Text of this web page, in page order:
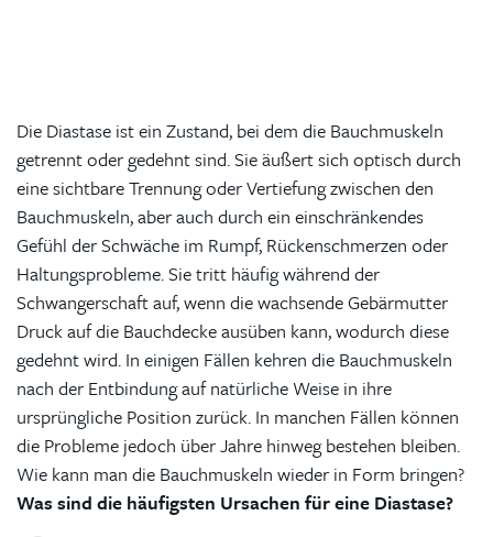
Die Diastase ist ein Zustand, bei dem die Bauchmuskeln
getrennt oder gedehnt sind. Sie äußert sich optisch durch
eine sichtbare Trennung oder Vertiefung zwischen den
Bauchmuskeln, aber auch durch ein einschränkendes
Gefühl der Schwäche im Rumpf, Rückenschmerzen oder
Haltungsprobleme. Sie tritt häufig während der
Schwangerschaft auf, wenn die wachsende Gebärmutter
Druck auf die Bauchdecke ausüben kann, wodurch diese
gedehnt wird. In einigen Fällen kehren die Bauchmuskeln
nach der Entbindung auf natürliche Weise in ihre
ursprüngliche Position zurück. In manchen Fällen können
die Probleme jedoch über Jahre hinweg bestehen bleiben.
Wie kann man die Bauchmuskeln wieder in Form bringen?
Was sind die häufigsten Ursachen für eine Diastase?